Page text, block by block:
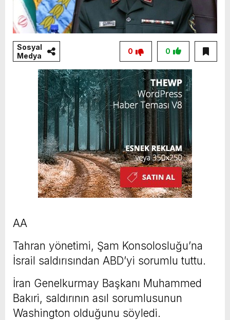
Sosyal
Medya
0
0
AA
Tahran yönetimi, Şam Konsolosluğu’na
İsrail saldırısından ABD’yi sorumlu tuttu.
İran Genelkurmay Başkanı Muhammed
Bakıri, saldırının asıl sorumlusunun
Washington olduğunu söyledi.